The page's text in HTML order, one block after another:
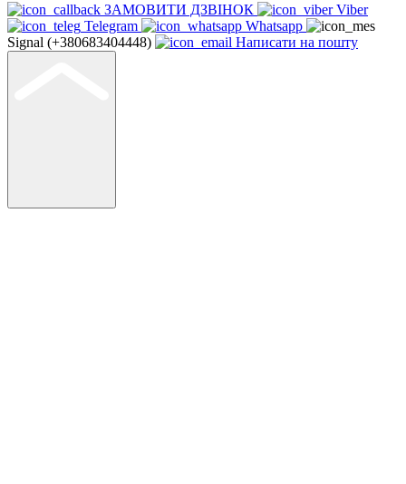
ЗАМОВИТИ ДЗВІНОК
Viber
Telegram
Whatsapp
Signal (+380683404448)
Написати на пошту